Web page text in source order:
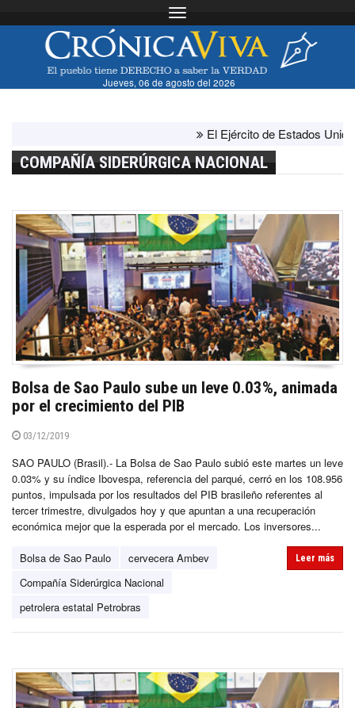
Toggle navigation
Jueves, 06 de agosto del 2026
El Ejército de Estados Unidos
COMPAÑÍA SIDERÚRGICA NACIONAL
Bolsa de Sao Paulo sube un leve 0.03%, animada
por el crecimiento del PIB
03/12/2019
SAO PAULO (Brasil).- La Bolsa de Sao Paulo subió este martes un leve
0.03% y su índice Ibovespa, referencia del parqué, cerró en los 108.956
puntos, impulsada por los resultados del PIB brasileño referentes al
tercer trimestre, divulgados hoy y que apuntan a una recuperación
económica mejor que la esperada por el mercado. Los inversores...
Bolsa de Sao Paulo
cervecera Ambev
Compañía Siderúrgica Nacional
petrolera estatal Petrobras
Leer más